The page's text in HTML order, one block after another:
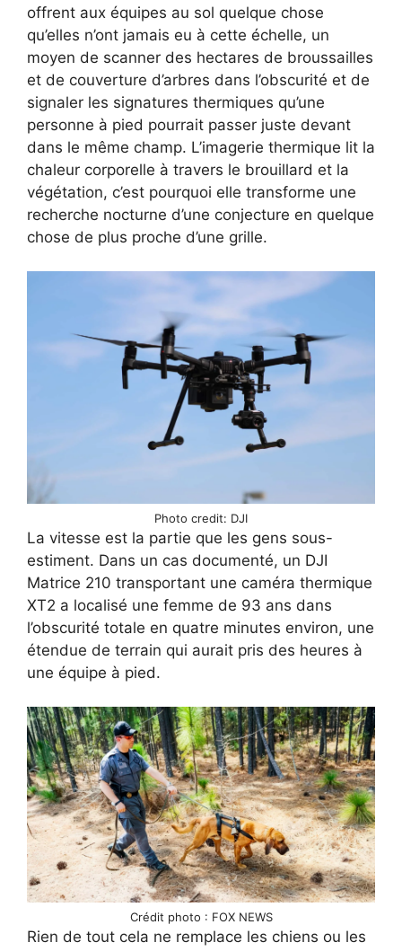
offrent aux équipes au sol quelque chose
qu’elles n’ont jamais eu à cette échelle, un
moyen de scanner des hectares de broussailles
et de couverture d’arbres dans l’obscurité et de
signaler les signatures thermiques qu’une
personne à pied pourrait passer juste devant
dans le même champ. L’imagerie thermique lit la
chaleur corporelle à travers le brouillard et la
végétation, c’est pourquoi elle transforme une
recherche nocturne d’une conjecture en quelque
chose de plus proche d’une grille.
Photo credit: DJI
La vitesse est la partie que les gens sous-
estiment. Dans un cas documenté, un DJI
Matrice 210 transportant une caméra thermique
XT2 a localisé une femme de 93 ans dans
l’obscurité totale en quatre minutes environ, une
étendue de terrain qui aurait pris des heures à
une équipe à pied.
Crédit photo : FOX NEWS
Rien de tout cela ne remplace les chiens ou les